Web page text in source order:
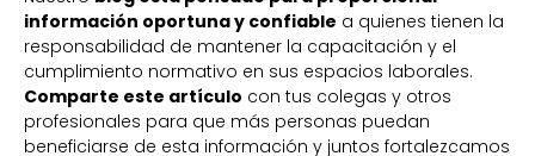
información oportuna y confiable a quienes tienen la
responsabilidad de mantener la capacitación y el
cumplimiento normativo en sus espacios laborales.
Comparte este artículo con tus colegas y otros
profesionales para que más personas puedan
beneficiarse de esta información y juntos fortalezcamos